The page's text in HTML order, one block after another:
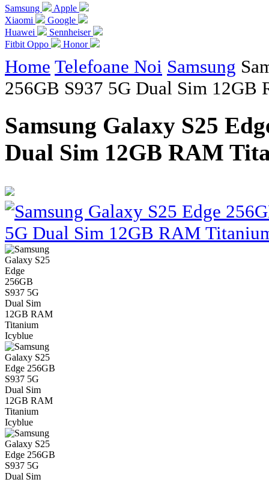
Samsung
Apple
Xiaomi
Google
Huawei
Sennheiser
Fitbit Oppo Honor
Home Telefoane Noi Samsung
256GB S937 5G Dual Sim
Samsung Galaxy S25
Dual Sim 12GB RAM